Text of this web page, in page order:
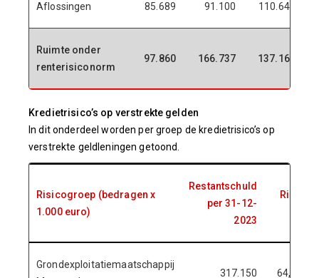
Aflossingen 85.689 91.100 110.642
Ruimte onder
renterisiconorm
97.860 166.737 137.168
Kredietrisico’s op verstrekte gelden
In dit onderdeel worden per groep de kredietrisico’s op
verstrekte geldleningen getoond.
Risicogroep (bedragen x
1.000 euro)
Restantschuld
per 31-12-
2023
Risico
Grondexploitatiemaatschappij
317.150 64,86%